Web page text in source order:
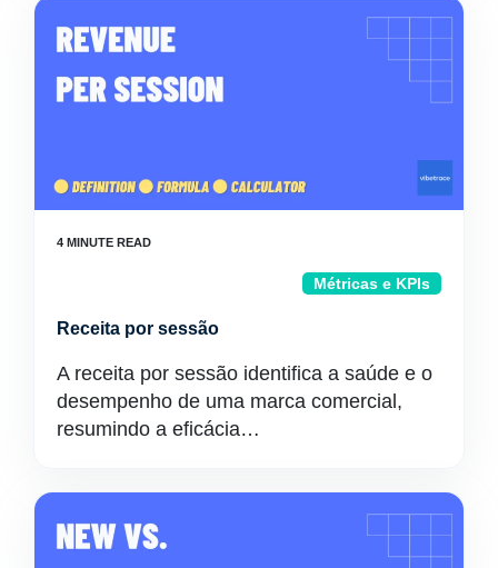
Métricas e KPIs
Receita por sessão
A receita por sessão identifica a saúde e o
desempenho de uma marca comercial,
resumindo a eficácia…